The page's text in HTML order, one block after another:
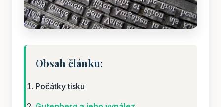
Obsah článku:
Počátky tisku